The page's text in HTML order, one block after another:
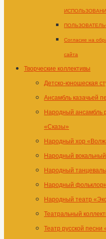
Согласие на
сайта
Творческие коллективы
Детско-юношеская
Ансамбль казачьей
Народный ансамбль
«Сказы»
Народный хор
Народный
Народный
Народный
Народный театр
Театральный
Театр русской песни